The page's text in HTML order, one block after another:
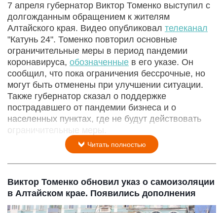
7 апреля губернатор Виктор Томенко выступил с
долгожданным обращением к жителям
Алтайского края. Видео опубликовал телеканал
"Катунь 24". Томенко повторил основные
ограничительные меры в период пандемии
коронавируса, обозначенные в его указе. Он
сообщил, что пока ограничения бессрочные, но
могут быть отменены при улучшении ситуации.
Также губернатор сказал о поддержке
пострадавшего от пандемии бизнеса и о
населенных пунктах, где не будут действовать
ограничительные меры.
Читать полностью
Виктор Томенко обновил указ о самоизоляции
в Алтайском крае. Появились дополнения